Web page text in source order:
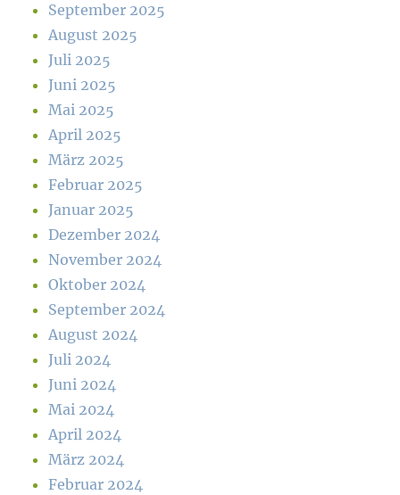
September 2025
August 2025
Juli 2025
Juni 2025
Mai 2025
April 2025
März 2025
Februar 2025
Januar 2025
Dezember 2024
November 2024
Oktober 2024
September 2024
August 2024
Juli 2024
Juni 2024
Mai 2024
April 2024
März 2024
Februar 2024